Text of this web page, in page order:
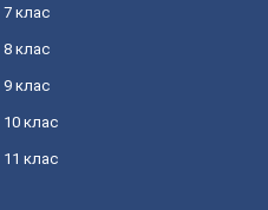
7 клас
8 клас
9 клас
10 клас
11 клас